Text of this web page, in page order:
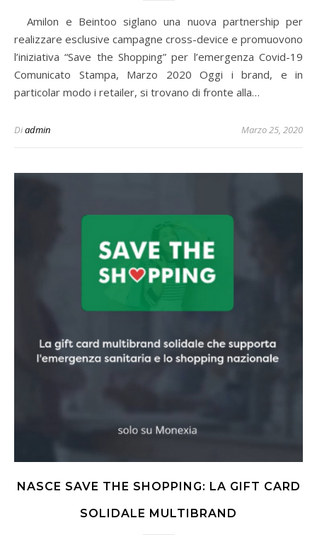
Amilon e Beintoo siglano una nuova partnership per
realizzare esclusive campagne cross-device e promuovono
l’iniziativa “Save the Shopping” per l’emergenza Covid-19
Comunicato Stampa, Marzo 2020 Oggi i brand, e in
particolar modo i retailer, si trovano di fronte alla…
Diadmin Marzo 25, 2020
NASCE SAVE THE SHOPPING: LA GIFT CARD
SOLIDALE MULTIBRAND